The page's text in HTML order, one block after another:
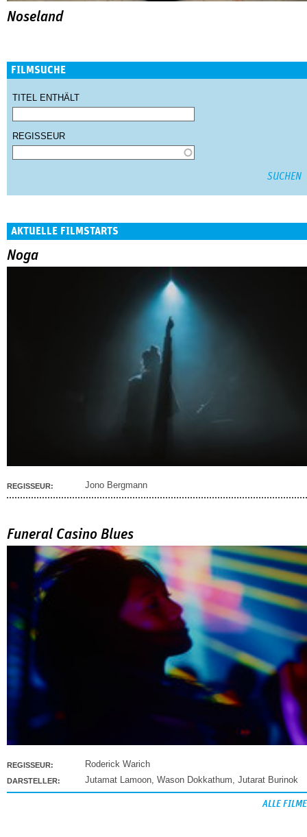
Noseland
FILMSUCHE
TITEL ENTHÄLT
REGISSEUR
AKTUELLE FILMSTARTS
Noga
REGISSEUR: Jono Bergmann
Funeral Casino Blues
REGISSEUR: Roderick Warich
DARSTELLER: Jutamat Lamoon, Wason Dokkathum, Jutarat Burinok
ALLE FILME